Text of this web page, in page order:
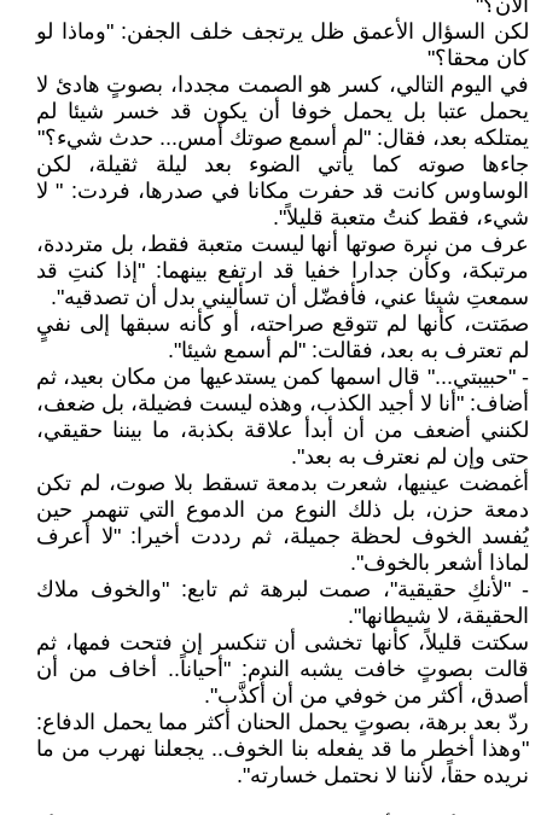
الآن؟"
لكن السؤال الأعمق ظل يرتجف خلف الجفن: "وماذا لو
كان محقا؟"
في اليوم التالي، كسر هو الصمت مجددا، بصوتٍ هادئ لا
يحمل عتبا بل يحمل خوفا أن يكون قد خسر شيئا لم
يمتلكه بعد، فقال: "لم أسمع صوتك أمس... حدث شيء؟"
جاءها صوته كما يأتي الضوء بعد ليلة ثقيلة، لكن
الوساوس كانت قد حفرت مكانا في صدرها، فردت: " لا
شيء، فقط كنتُ متعبة قليلاً".
عرف من نبرة صوتها أنها ليست متعبة فقط، بل مترددة،
مرتبكة، وكأن جدارا خفيا قد ارتفع بينهما: "إذا كنتِ قد
سمعتِ شيئا عني، فأفضّل أن تسأليني بدل أن تصدقيه".
صمَتت، كأنها لم تتوقع صراحته، أو كأنه سبقها إلى نفيٍ
لم تعترف به بعد، فقالت: "لم أسمع شيئا".
- "حبيبتي..." قال اسمها كمن يستدعيها من مكان بعيد، ثم
أضاف: "أنا لا أجيد الكذب، وهذه ليست فضيلة، بل ضعف،
لكنني أضعف من أن أبدأ علاقة بكذبة، ما بيننا حقيقي،
حتى وإن لم نعترف به بعد".
أغمضت عينيها، شعرت بدمعة تسقط بلا صوت، لم تكن
دمعة حزن، بل ذلك النوع من الدموع التي تنهمر حين
يُفسد الخوف لحظة جميلة، ثم رددت أخيرا: "لا أعرف
لماذا أشعر بالخوف".
- "لأنكِ حقيقية"، صمت لبرهة ثم تابع: "والخوف ملاك
الحقيقة، لا شيطانها".
سكتت قليلاً، كأنها تخشى أن تنكسر إن فتحت فمها، ثم
قالت بصوتٍ خافت يشبه الندم: "أحياناً.. أخاف من أن
أصدق، أكثر من خوفي من أن أُكذَّب".
ردّ بعد برهة، بصوتٍ يحمل الحنان أكثر مما يحمل الدفاع:
"وهذا أخطر ما قد يفعله بنا الخوف.. يجعلنا نهرب من ما
نريده حقاً، لأننا لا نحتمل خسارته".